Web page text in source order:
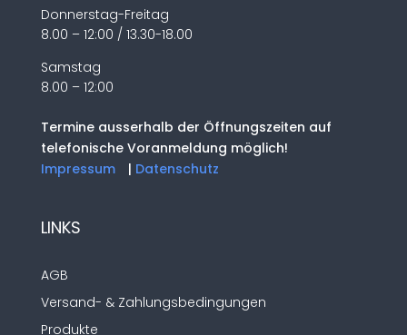
Donnerstag-Freitag
8.00 – 12:00 / 13.30-18.00
Samstag
8.00 – 12:00
Termine ausserhalb der Öffnungszeiten auf
telefonische Voranmeldung möglich!
Impressum
| Datenschutz
LINKS
AGB
Versand- & Zahlungsbedingungen
Produkte